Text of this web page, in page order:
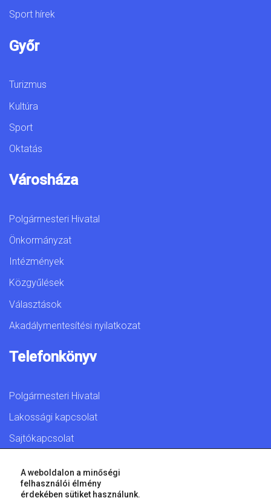
Sport hírek
Győr
Turizmus
Kultúra
Sport
Oktatás
Városháza
Polgármesteri Hivatal
Önkormányzat
Intézmények
Közgyűlések
Választások
Akadálymentesítési nyilatkozat
Telefonkönyv
Polgármesteri Hivatal
Lakossági kapcsolat
Sajtókapcsolat
A weboldalon a minőségi
felhasználói élmény
érdekében sütiket használunk.